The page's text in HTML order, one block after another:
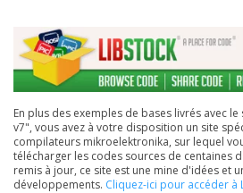
En plus des exemples de bases livrés avec le
v7", vous avez à votre disposition un site
compilateurs mikroelektronika, sur lequel
télécharger les codes sources de centaines
remis à jour, ce site est une mine d'idées et
développements. Cliquez-ici pour accéder à